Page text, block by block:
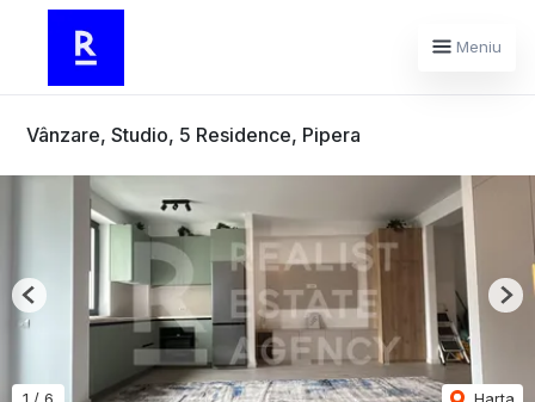
Meniu
Vânzare, Studio, 5 Residence, Pipera
Previous